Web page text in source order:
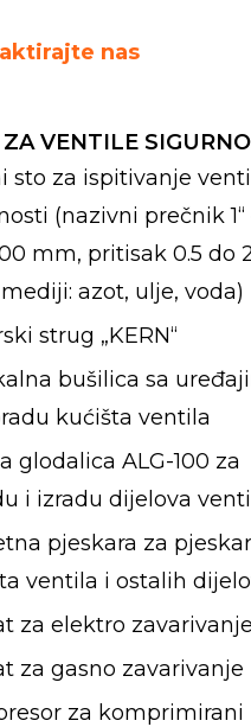
nas
VENTILE
sto za ispitivanje
(nazivni prečnik 1“
mm, pritisak 0.5 do
azot, ulje, voda)
strug „KERN“
bušilica sa
kućišta ventila
glodalica ALG-100 za
i izradu dijelova
pjeskara za
ventila i ostalih
za elektro zavarivanje
za gasno zavarivanje
za komprimirani